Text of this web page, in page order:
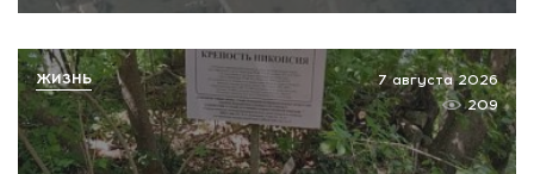
7 августа 2026
209
ЖИЗНЬ